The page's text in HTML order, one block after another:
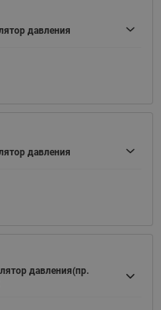
давления
давления
давления(пр.